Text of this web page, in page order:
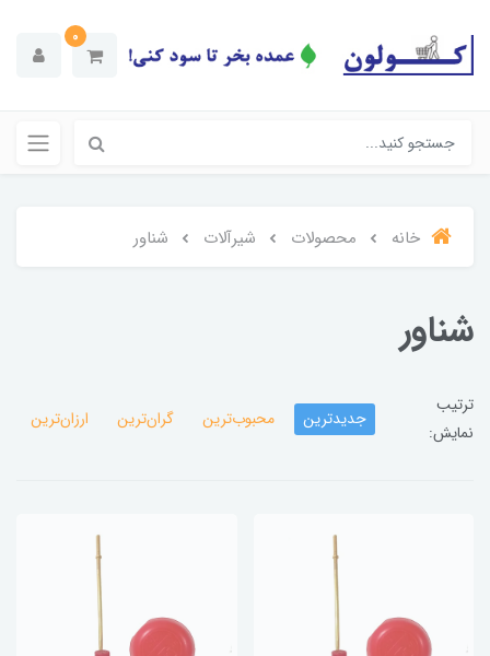
0
خانه محصولات شیرآلات شناور
شناور
ترتیب
نمایش:
جدیدترین محبوب‌ترین گران‌ترین ارزان‌ترین